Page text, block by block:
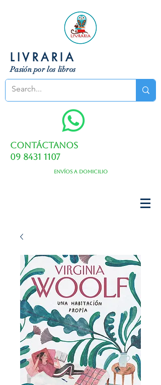
LIVRARIA
Pasión por los libros
Contáctanos
09 8431 1107
Envíos a domicilio